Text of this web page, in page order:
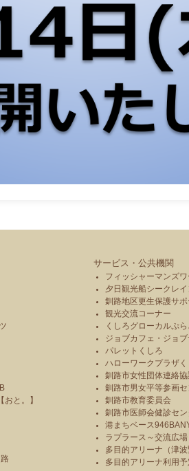
と。】
サービス・公共機関
フィッシャーマンズ
夕日観光船シークレ
釧路地区更生保護サ
観光交流コーナー
くしろグローカルぷら
ジョブカフェ・ジョ
パレットくしろ
ハローワークプラザく
釧路市女性団体連絡
釧路市男女平等参画セ
釧路市教育委員会
釧路市医師会健診セン
港まちベース
ラプラース～交流広場
多目的アリーナ（津波
多目的アリーナ利用